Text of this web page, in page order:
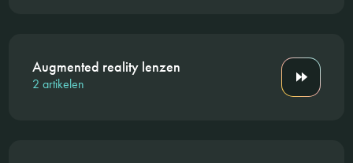
Augmented reality lenzen
2 artikelen